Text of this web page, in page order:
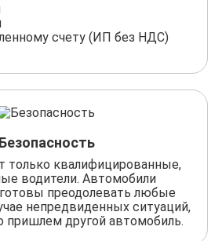
счету (ИП без НДС)
Безопасность
только квалифицированные,
водители. Автомобили
преодолевать любые
непредвиденных ситуаций,
другой автомобиль.